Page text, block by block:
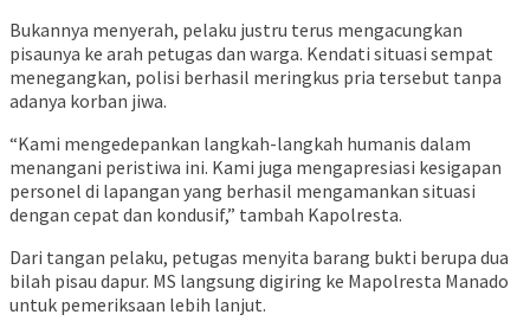
Bukannya menyerah, pelaku justru terus mengacungkan
pisaunya ke arah petugas dan warga. Kendati situasi sempat
menegangkan, polisi berhasil meringkus pria tersebut tanpa
adanya korban jiwa.
“Kami mengedepankan langkah-langkah humanis dalam
menangani peristiwa ini. Kami juga mengapresiasi kesigapan
personel di lapangan yang berhasil mengamankan situasi
dengan cepat dan kondusif,” tambah Kapolresta.
Dari tangan pelaku, petugas menyita barang bukti berupa dua
bilah pisau dapur. MS langsung digiring ke Mapolresta Manado
untuk pemeriksaan lebih lanjut.